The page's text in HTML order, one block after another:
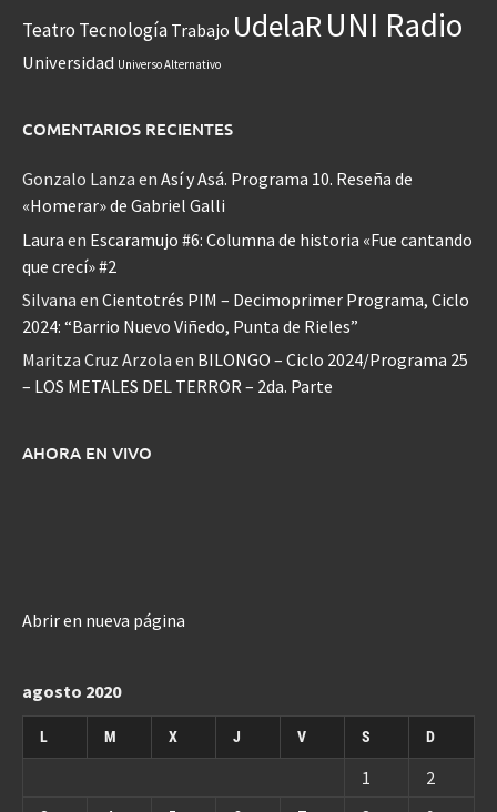
Teatro Tecnología Trabajo UdelaRUNI Radio
Universidad Universo Alternativo
COMENTARIOS RECIENTES
Gonzalo Lanza en Así y Asá. Programa 10. Reseña de
«Homerar» de Gabriel Galli
Laura en Escaramujo #6: Columna de historia «Fue cantando
que crecí» #2
Silvana en Cientotrés PIM – Decimoprimer Programa, Ciclo
2024: “Barrio Nuevo Viñedo, Punta de Rieles”
Maritza Cruz Arzola en BILONGO – Ciclo 2024/Programa 25
– LOS METALES DEL TERROR – 2da. Parte
AHORA EN VIVO
Abrir en nueva página
agosto 2020
L M X J V S D
1
2